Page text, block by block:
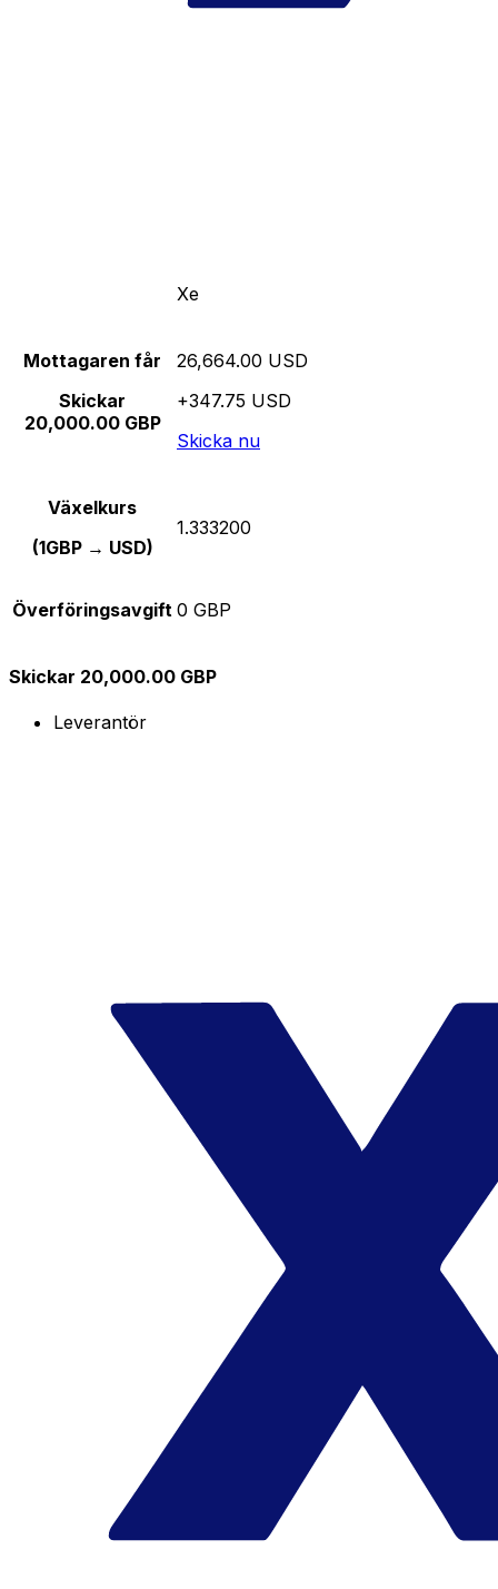
Xe
Mottagaren får
Skickar
20,000.00 GBP
26,664.00 USD
+347.75 USD
Skicka nu
Växelkurs
(1GBP → USD)
1.333200
Överföringsavgift 0 GBP
Skickar 20,000.00 GBP
Leverantör